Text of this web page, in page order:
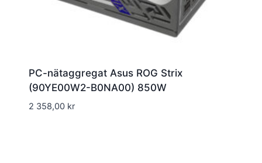
PC-nätaggregat Asus ROG Strix
(90YE00W2-B0NA00) 850W
2 358,00 kr